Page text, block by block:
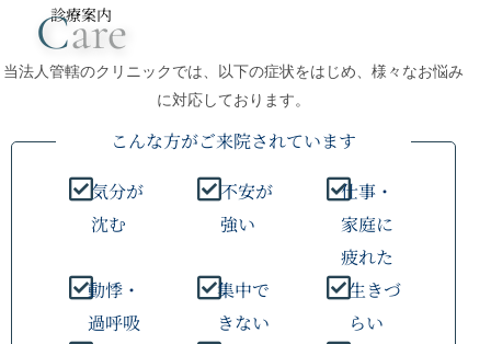
診療案内
Care
当法人管轄のクリニックでは、以下の症状をはじめ、様々なお悩み
に対応しております。
こんな方がご来院されています
気分が
沈む
不安が
強い
仕事・
家庭に
疲れた
動悸・
過呼吸
集中で
きない
生きづ
らい